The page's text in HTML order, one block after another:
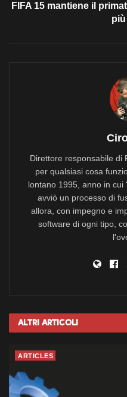
FIFA 15 mantiene il
Direttore responsabile di
per qualsiasi cosa
lontano 1995, anno in cui
avviò un processo di
allora, con impegno e
software di ogni tipo,
Altri Articoli
ARTICLES